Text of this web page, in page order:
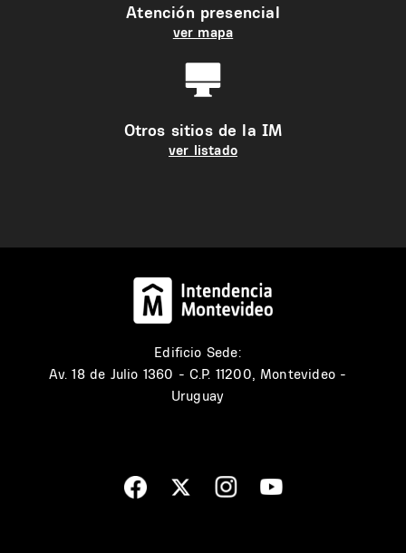
Atención presencial
ver mapa
Otros sitios de la IM
ver listado
Edificio Sede:
Av. 18 de Julio 1360 - C.P. 11200, Montevideo -
Uruguay